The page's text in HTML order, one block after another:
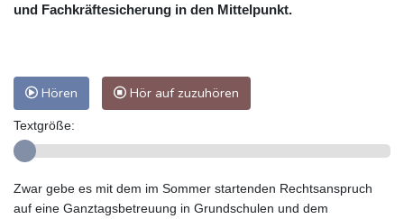
und Fachkräftesicherung in den Mittelpunkt.
Hören Hör auf zuzuhören
Textgröße:
Zwar gebe es mit dem im Sommer startenden Rechtsanspruch
auf eine Ganztagsbetreuung in Grundschulen und dem